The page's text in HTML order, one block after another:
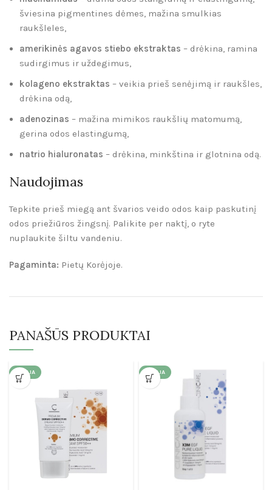
šviesina pigmentines dėmes, mažina smulkias
raukšleles,
amerikinės agavos stiebo ekstraktas – drėkina, ramina
sudirgimus ir uždegimus,
kolageno ekstraktas – veikia prieš senėjimą ir raukšles,
drėkina odą,
adenozinas – mažina mimikos raukšlių matomumą,
gerina odos elastingumą,
natrio hialuronatas – drėkina, minkština ir glotnina odą.
Naudojimas
Tepkite prieš miegą ant švarios veido odos kaip paskutinį
odos priežiūros žingsnį. Palikite per naktį, o ryte
nuplaukite šiltu vandeniu.
Pagaminta: Pietų Korėjoje.
PANAŠŪS PRODUKTAI
AKCIJA AKCIJA